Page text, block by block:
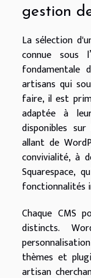
gestion
La sélection
connue sous
fondamentale
artisans qui
faire, il est
adaptée à
disponibles
allant de
convivialité, à
Squarespace,
fonctionnalités
Chaque CMS
distincts.
thèmes et
artisan